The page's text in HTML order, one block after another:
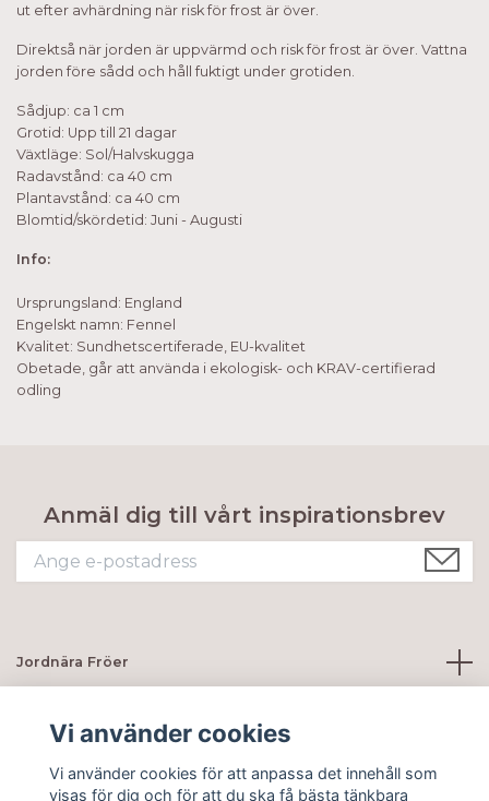
ut efter avhärdning när risk för frost är över.
Direktså när jorden är uppvärmd och risk för frost är över. Vattna
jorden före sådd och håll fuktigt under grotiden.
Sådjup: ca 1 cm
Grotid: Upp till 21 dagar
Växtläge: Sol/Halvskugga
Radavstånd: ca 40 cm
Plantavstånd: ca 40 cm
Blomtid/skördetid: Juni - Augusti
Info:
Ursprungsland: England
Engelskt namn: Fennel
Kvalitet: Sundhetscertiferade, EU-kvalitet
Obetade, går att använda i ekologisk- och KRAV-certifierad
odling
Anmäl dig till vårt inspirationsbrev
Jordnära Fröer
Sociala medier
Vi använder cookies
Vi använder cookies för att anpassa det innehåll som
visas för dig och för att du ska få bästa tänkbara